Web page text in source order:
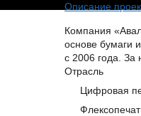
Описание
Компания
основе бумаги
с 2006 года. За
Отрасль
Цифровая